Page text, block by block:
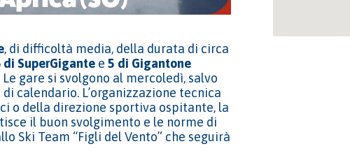
, di difficoltà media, della durata di circa
di SuperGigante e5 di Gigantone
gare si svolgono al mercoledì, salvo
calendario. L’organizzazione tecnica
o della direzione sportiva ospitante, la
il buon svolgimento e le norme di
Ski Team “Figli del Vento” che seguirà